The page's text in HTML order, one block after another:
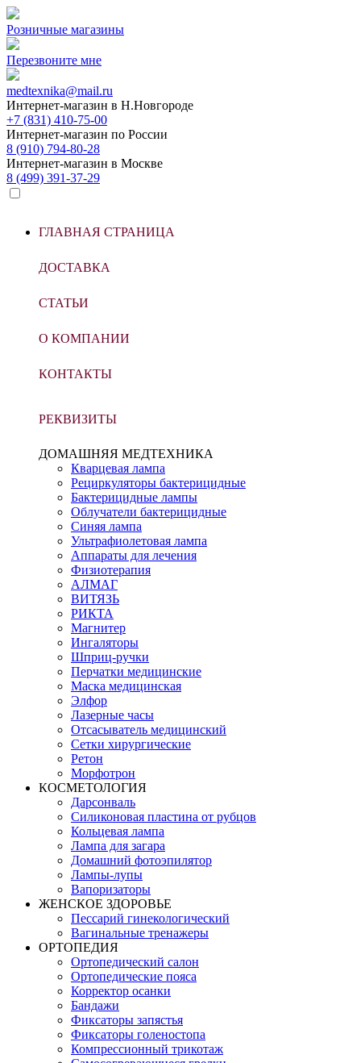
Розничные магазины
Перезвоните мне
medtexnika@mail.ru
Интернет-магазин в Н.Новгороде
+7 (831) 410-75-00
Интернет-магазин по России
8 (910) 794-80-28
Интернет-магазин в Москве
8 (499) 391-37-29
ГЛАВНАЯ СТРАНИЦА
ДОСТАВКА
СТАТЬИ
О КОМПАНИИ
КОНТАКТЫ
РЕКВИЗИТЫ
ДОМАШНЯЯ МЕДТЕХНИКА
Кварцевая лампа
Рециркуляторы бактерицидные
Бактерицидные лампы
Облучатели бактерицидные
Синяя лампа
Ультрафиолетовая лампа
Аппараты для лечения
Физиотерапия
АЛМАГ
ВИТЯЗЬ
РИКТА
Магнитер
Ингаляторы
Шприц-ручки
Перчатки медицинские
Маска медицинская
Элфор
Лазерные часы
Отсасыватель медицинский
Сетки хирургические
Ретон
Морфотрон
КОСМЕТОЛОГИЯ
Дарсонваль
Силиконовая пластина от рубцов
Кольцевая лампа
Лампа для загара
Домашний фотоэпилятор
Лампы-лупы
Вапоризаторы
ЖЕНСКОЕ ЗДОРОВЬЕ
Пессарий гинекологический
Вагинальные тренажеры
ОРТОПЕДИЯ
Ортопедический салон
Ортопедические пояса
Корректор осанки
Бандажи
Фиксаторы запястья
Фиксаторы голеностопа
Компрессионный трикотаж